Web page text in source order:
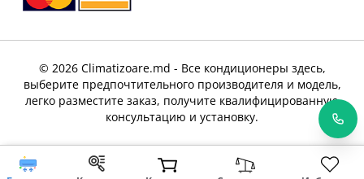
© 2026 Climatizoare.md - Все кондиционеры здесь,
выберите предпочтительного производителя и модель,
легко разместите заказ, получите квалифицированную
консультацию и установку.